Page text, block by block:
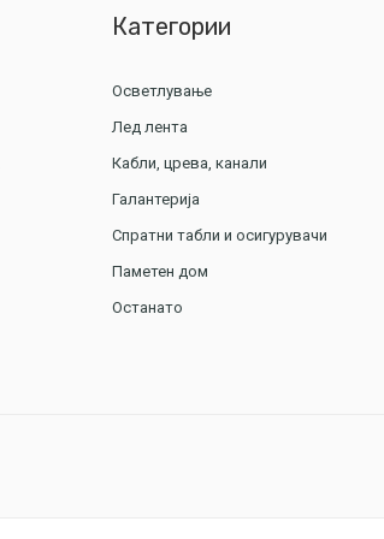
Категории
Осветлување
Лед лента
Кабли, црева, канали
Галантерија
Спратни табли и осигурувачи
Паметен дом
Останато